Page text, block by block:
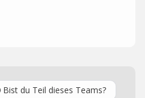
Bist du Teil dieses Teams?